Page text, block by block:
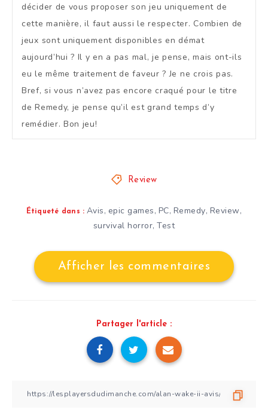
décider de vous proposer son jeu uniquement de
cette manière, il faut aussi le respecter. Combien de
jeux sont uniquement disponibles en démat
aujourd’hui ? Il y en a pas mal, je pense, mais ont-ils
eu le même traitement de faveur ? Je ne crois pas.
Bref, si vous n’avez pas encore craqué pour le titre
de Remedy, je pense qu’il est grand temps d’y
remédier. Bon jeu!
Review
Étiqueté dans : Avis, epic games, PC, Remedy, Review,
survival horror,Test
Afficher les commentaires
Partager l'article :